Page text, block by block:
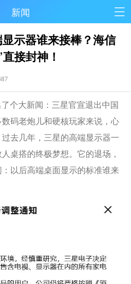
新闻
示器谁来接棒？海信
接封神！
个大新闻：三星官宣退出中国
码老炮儿和硬核玩家来说，心
去几年，三星的高端显示器一
桌搭的终极梦想。它的退场，
以后高端桌面显示的标准谁来